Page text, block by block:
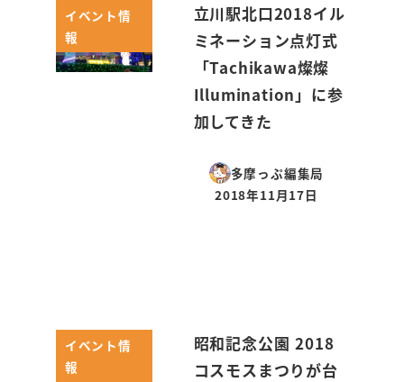
イベント情
報
立川駅北口2018イル
ミネーション点灯式
「Tachikawa燦燦
Illumination」に参
加してきた
多摩っぷ編集局
投稿日
2018年11月17日
イベント情
報
昭和記念公園 2018
コスモスまつりが台